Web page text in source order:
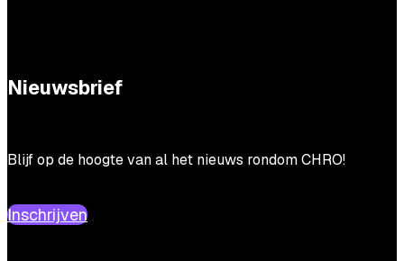
Nieuwsbrief
Blijf op de hoogte van al het nieuws rondom CHRO!
Inschrijven